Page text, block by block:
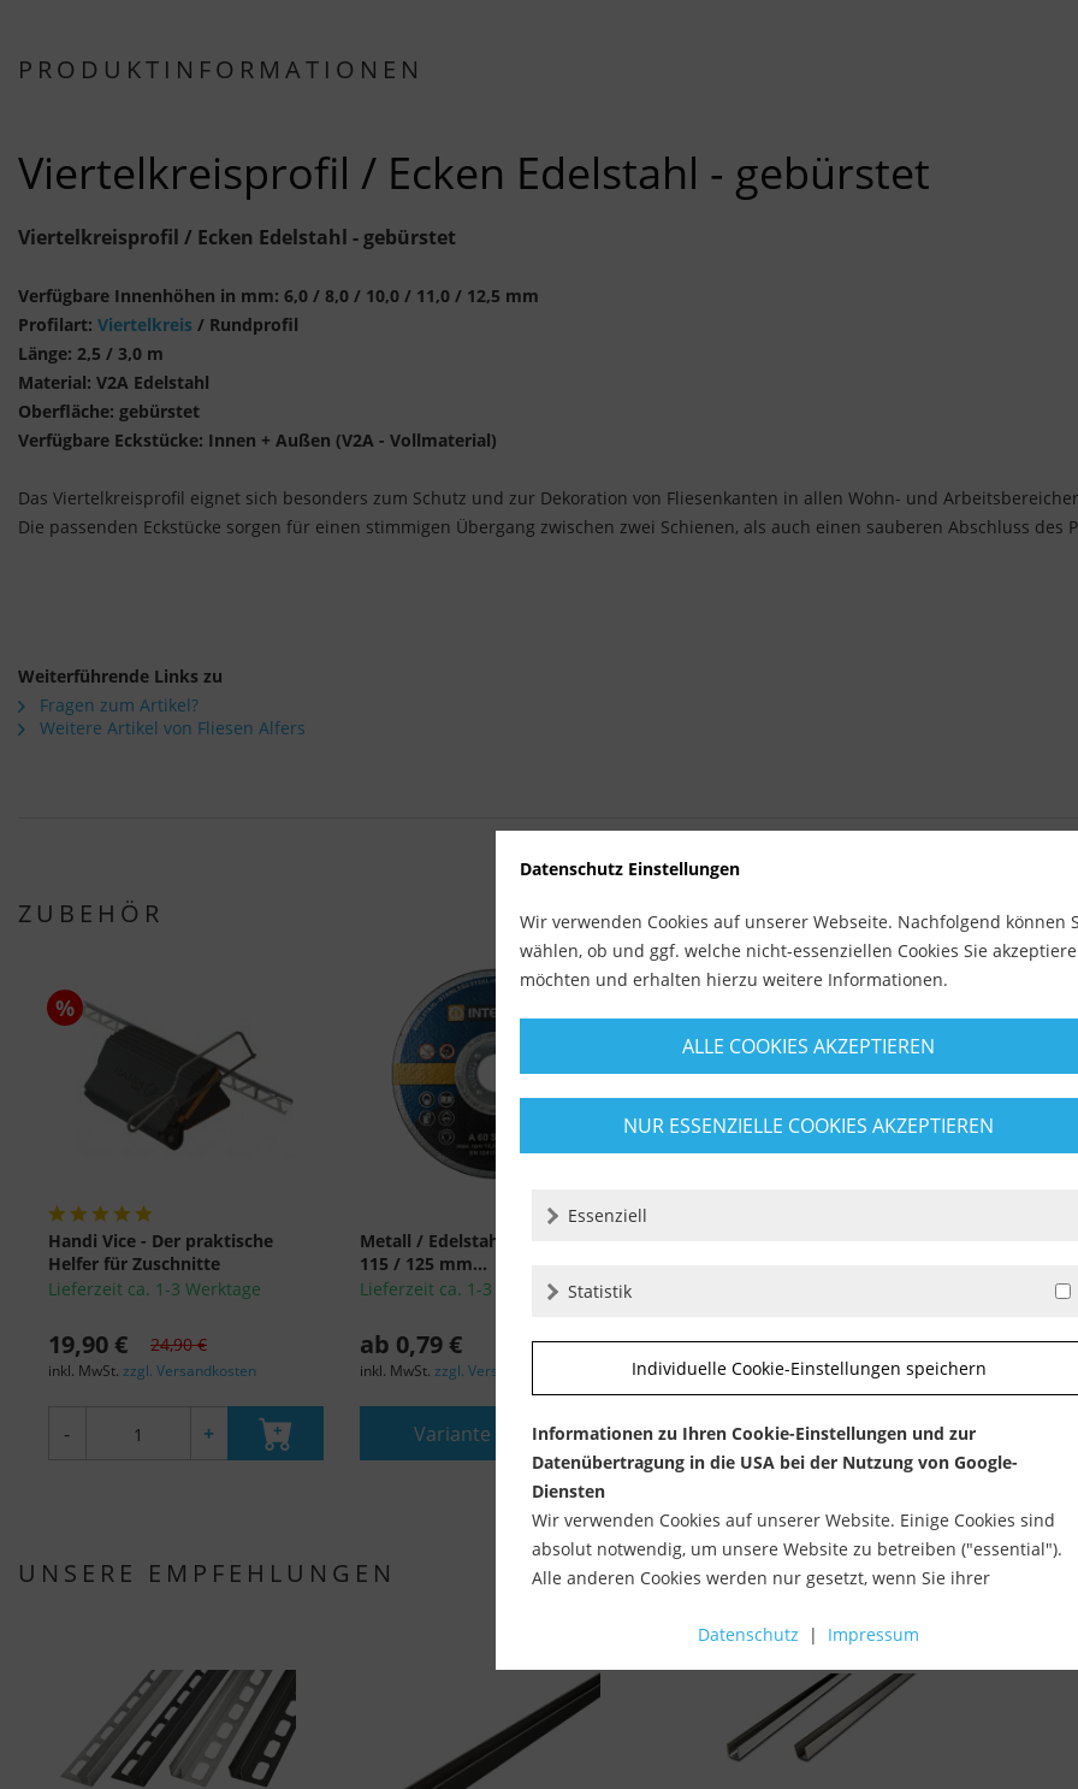
PRODUKTINFORMATIONEN
Viertelkreisprofil / Ecken Edelstahl - gebürstet
Viertelkreisprofil / Ecken Edelstahl - gebürstet
Verfügbare Innenhöhen in mm: 6,0 / 8,0 / 10,0 / 11,0 / 12,5 mm
Profilart: Viertelkreis / Rundprofil
Länge: 2,5 / 3,0 m
Material: V2A Edelstahl
Oberfläche: gebürstet
Verfügbare Eckstücke: Innen + Außen (V2A - Vollmaterial)
Das Viertelkreisprofil eignet sich besonders zum Schutz und zur Dekoration von Fliesenkanten in allen Wohn- und
Die passenden Eckstücke sorgen für einen stimmigen Übergang zwischen zwei Schienen, als auch einen sauberen Abschluss des
Weiterführende Links zu
Fragen zum Artikel?
Weitere Artikel von Fliesen Alfers
ZUBEHÖR
%
Handi Vice - Der praktische
Helfer für Zuschnitte
Lieferzeit ca. 1-3 Werktage
19,90 € 24,90 €
inkl. MwSt. zzgl. Versandkosten
- +
Metall / Edelstahl Trennscheibe
115 / 125 mm...
Lieferzeit ca. 1-3 Werktage
ab 0,79 €
inkl. MwSt. zzgl. Versandkosten
Variante wählen
UNSERE EMPFEHLUNGEN
Datenschutz Einstellungen
Wir verwenden Cookies auf unserer Webseite. Nachfolgend können
wählen, ob und ggf. welche nicht-essenziellen Cookies Sie
möchten und erhalten hierzu weitere Informationen.
ALLE COOKIES AKZEPTIEREN
NUR ESSENZIELLE COOKIES AKZEPTIEREN
Essenziell
Statistik
Individuelle Cookie-Einstellungen speichern
Informationen zu Ihren Cookie-Einstellungen und zur
Datenübertragung in die USA bei der Nutzung von Google-
Diensten
Wir verwenden Cookies auf unserer Website. Einige Cookies sind
absolut notwendig, um unsere Website zu betreiben ("essential").
Alle anderen Cookies werden nur gesetzt, wenn Sie ihrer
können Sie wählen, ob Sie "nur wesentliche Cookies ", "alle Cookies
akzeptieren" oder "individuelle Cookie-Einstellungen speichern"
möchten.
Datenschutz | Impressum